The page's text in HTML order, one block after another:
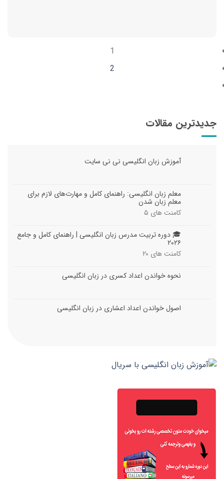
جدیدترین مقالات
آموزش زبان انگلیسی نی نی سایت
معلم زبان انگلیسی: راهنمای کامل و مهارت‌های لازم برای
معلم زبان شدن
کامنت های ۵
🎓 دوره تربیت مدرس زبان انگلیسی | راهنمای کامل و جامع
۲۰۲۶
کامنت های ۲۰
نحوه خواندن اعداد کسری در زبان انگلیسی
اصول خواندن اعداد اعشاری در زبان انگلیسی
1
2